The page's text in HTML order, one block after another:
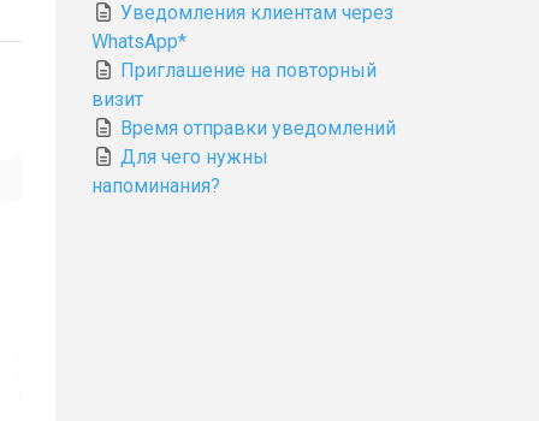
Уведомления клиентам через
WhatsApp*
Приглашение на повторный
визит
Время отправки уведомлений
Для чего нужны
напоминания?